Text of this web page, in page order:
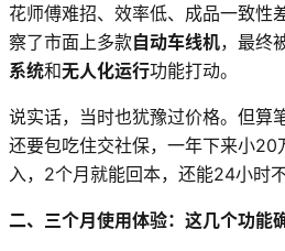
花师傅难招、效率低、成品一致性
察了市面上多款自动车线机，最终
系统和无人化运行功能打动。
说实话，当时也犹豫过价格。但算
还要包吃住交社保，一年下来小
入，2个月就能回本，还能24小时不
二、三个月使用体验：这几个功能